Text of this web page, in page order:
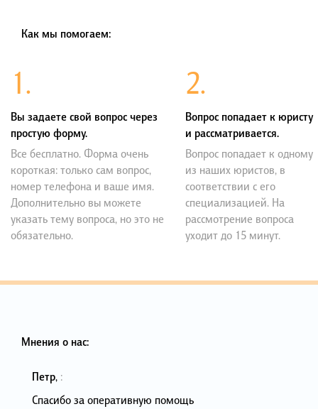
Как мы помогаем:
1.
Вы задаете свой вопрос через
простую форму.
Все бесплатно. Форма очень
короткая: только сам вопрос,
номер телефона и ваше имя.
Дополнительно вы можете
указать тему вопроса, но это не
обязательно.
2.
Вопрос попадает к юристу
и рассматривается.
Вопрос попадает к одному
из наших юристов, в
соответствии с его
специализацией. На
рассмотрение вопроса
уходит до 15 минут.
Мнения о нас:
Петр, :
Спасибо за оперативную помощь